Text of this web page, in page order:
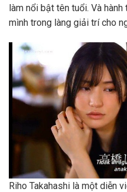
làm nổi bật tên tuổi. Và
mình trong làng giải trí cho
Riho Takahashi là một diễn